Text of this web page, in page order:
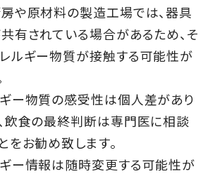
や原材料の製造工場では、器具
有されている場合があるため、そ
ルギー物質が接触する可能性が
ー物質の感受性は個人差があり
飲食の最終判断は専門医に相談
をお勧め致します。
ー情報は随時変更する可能性が